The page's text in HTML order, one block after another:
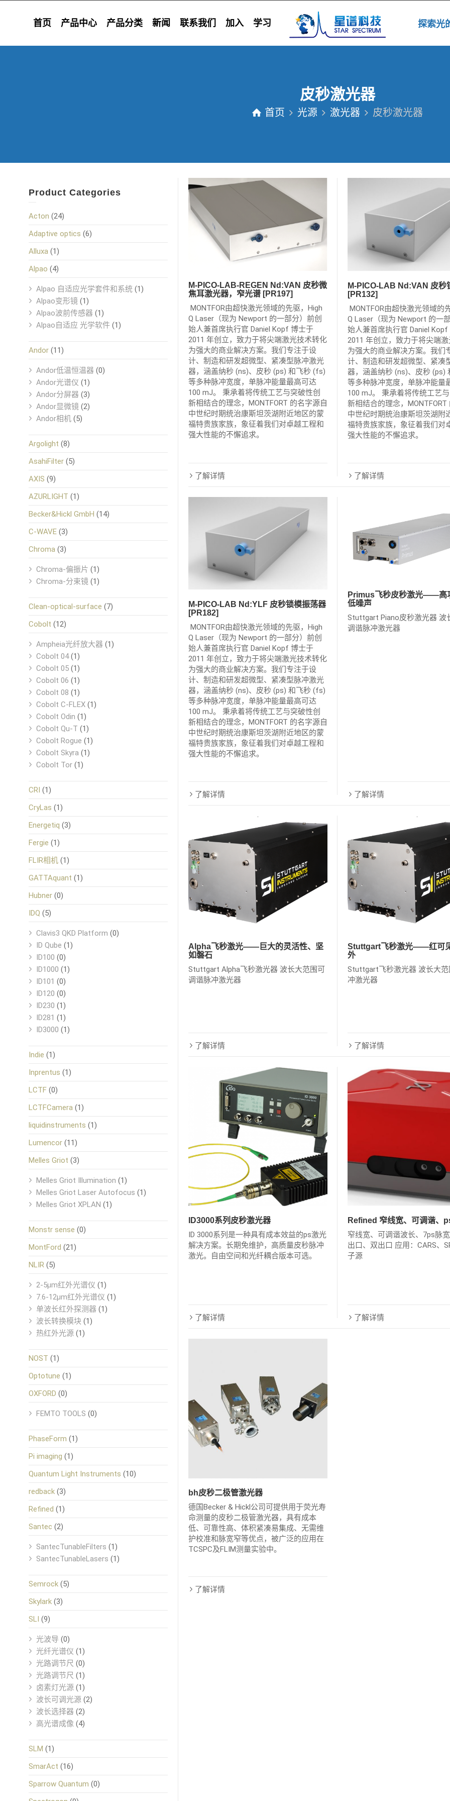
首页 产品中心 产品分类 新闻 联系我们 加入 学习 探索
皮秒激光器
首页 光源 激光器 皮秒激光器
M-PICO-LAB-REGEN Nd:VAN 皮秒微
焦耳激光器，窄光谱 [PR197]
MONTFOR由超快激光领域的先驱，High
Q Laser（现为 Newport 的一部分）前创
始人兼首席执行官 Daniel Kopf 博士于
2011 年创立，致力于将尖端激光技术转化
为强大的商业解决方案。我们专注于设
计、制造和研发超微型、紧凑型脉冲激光
器，涵盖纳秒 (ns)、皮秒 (ps) 和飞秒 (fs)
等多种脉冲宽度，单脉冲能量最高可达
100 mJ。 秉承着将传统工艺与突破性创
新相结合的理念，MONTFORT 的名字源自
中世纪时期统治康斯坦茨湖附近地区的蒙
福特贵族家族，象征着我们对卓越工程和
强大性能的不懈追求。
了解详情
M-PICO-LAB Nd:VAN 皮秒
[PR132]
MONTFOR由超快激光领域的
Q Laser（现为 Newport 的一
始人兼首席执行官 Daniel
2011 年创立，致力于将尖端
为强大的商业解决方案。我们
计、制造和研发超微型、紧凑
器，涵盖纳秒 (ns)、皮秒 (ps)
等多种脉冲宽度，单脉冲能量
100 mJ。 秉承着将传统工艺
新相结合的理念，
中世纪时期统治康斯坦茨湖附
福特贵族家族，象征着我们对
强大性能的不懈追求。
了解详情
M-PICO-LAB Nd:YLF 皮秒锁模振荡器
[PR182]
MONTFOR由超快激光领域的先驱，High
Q Laser（现为 Newport 的一部分）前创
始人兼首席执行官 Daniel Kopf 博士于
2011 年创立，致力于将尖端激光技术转化
为强大的商业解决方案。我们专注于设
计、制造和研发超微型、紧凑型脉冲激光
器，涵盖纳秒 (ns)、皮秒 (ps) 和飞秒 (fs)
等多种脉冲宽度，单脉冲能量最高可达
100 mJ。 秉承着将传统工艺与突破性创
新相结合的理念，MONTFORT 的名字源自
中世纪时期统治康斯坦茨湖附近地区的蒙
福特贵族家族，象征着我们对卓越工程和
强大性能的不懈追求。
了解详情
Primus飞秒皮秒激光——高
低噪声
Stuttgart Piano皮秒激光器 波
调谐脉冲激光器
了解详情
Alpha飞秒激光——巨大的灵活性、坚
如磐石
Stuttgart Alpha飞秒激光器 波长大范围可
调谐脉冲激光器
了解详情
Stuttgart飞秒激光——红可
外
Stuttgart飞秒激光器 波长大
冲激光器
了解详情
ID3000系列皮秒激光器
ID 3000系列是一种具有成本效益的ps激光
解决方案。长期免维护，高质量皮秒脉冲
激光。自由空间和光纤耦合版本可选。
了解详情
Refined 窄线宽、可调谐、
窄线宽、可调谐波长、7ps脉
出口、双出口 应用：CARS、
子源
了解详情
bh皮秒二极管激光器
德国Becker & Hickl公司可提供用于荧光寿
命测量的皮秒二极管激光器，具有成本
低、可靠性高、体积紧凑易集成、无需维
护校准和脉宽窄等优点，被广泛的应用在
TCSPC及FLIM测量实验中。
了解详情
Product Categories
Acton (24)
Adaptive optics (6)
Alluxa (1)
Alpao (4)
Alpao 自适应光学套件和系统 (1)
Alpao变形镜 (1)
Alpao波前传感器 (1)
Alpao自适应 光学软件 (1)
Andor (11)
Andor低温恒温器 (0)
Andor光谱仪 (1)
Andor分屏器 (3)
Andor显微镜 (2)
Andor相机 (5)
Argolight (8)
AsahiFilter (5)
AXIS (9)
AZURLIGHT (1)
Becker&Hickl GmbH (14)
C-WAVE (3)
Chroma (3)
Chroma-偏振片 (1)
Chroma-分束镜 (1)
Clean-optical-surface (7)
Cobolt (12)
Ampheia光纤放大器 (1)
Cobolt 04(1)
Cobolt 05 (1)
Cobolt 06 (1)
Cobolt 08 (1)
Cobolt C-FLEX (1)
Cobolt Odin (1)
Cobolt Qu-T (1)
Cobolt Rogue (1)
Cobolt Skyra (1)
Cobolt Tor (1)
CRI (1)
CryLas (1)
Energetiq (3)
Fergie (1)
FLIR相机 (1)
GATTAquant (1)
Hubner (0)
IDQ (5)
Clavis3 QKD Platform (0)
ID Qube (1)
ID100 (0)
ID1000 (1)
ID101 (0)
ID120 (0)
ID230 (1)
ID281 (1)
ID3000 (1)
Indie (1)
Inprentus (1)
LCTF (0)
LCTFCamera (1)
liquidinstruments (1)
Lumencor (11)
Melles Griot (3)
Melles Griot Illumination (1)
Melles Griot Laser Autofocus (1)
Melles Griot XPLAN (1)
Monstr sense (0)
MontFord (21)
NLIR (5)
2-5μm红外光谱仪 (1)
7.6-12μm红外光谱仪 (1)
单波长红外探测器 (1)
波长转换模块 (1)
热红外光源 (1)
NOST (1)
Optotune (1)
OXFORD (0)
FEMTO TOOLS (0)
PhaseForm (1)
Pi imaging (1)
Quantum Light Instruments (10)
redback (3)
Refined (1)
Santec (2)
SantecTunableFilters (1)
SantecTunableLasers (1)
Semrock (5)
Skylark (3)
SLI (9)
光波导 (0)
光纤光谱仪 (1)
光路调节尺 (0)
光路调节尺 (1)
卤素灯光源 (1)
波长可调光源 (2)
波长选择器 (2)
高光谱成像 (4)
SLM (1)
SmarAct (16)
Sparrow Quantum (0)